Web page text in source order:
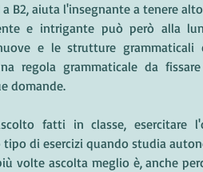
B2, aiuta l'insegnante a tenere
e intrigante può però alla
e le strutture grammaticali
regola grammaticale da
domande.
fatti in classe, esercitare
di esercizi quando studia
volte ascolta meglio è, anche